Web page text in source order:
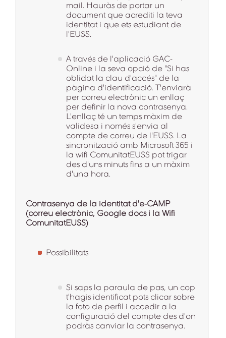
mail. Hauràs de portar un
document que acrediti la teva
identitat i que ets estudiant de
l'EUSS.
A través de l'aplicació GAC-
Online i la seva opció de "Si has
oblidat la clau d'accés" de la
pàgina d'identificació. T'enviarà
per correu electrònic un enllaç
per definir la nova contrasenya.
L'enllaç té un temps màxim de
validesa i només s'envia al
compte de correu de l'EUSS. La
sincronització amb Microsoft 365 i
la wifi ComunitatEUSS pot trigar
des d'uns minuts fins a un màxim
d'una hora.
Contrasenya de la identitat d'e-CAMP
(correu electrònic, Google docs i la Wifi
ComunitatEUSS)
Possibilitats
Si saps la paraula de pas, un cop
t'hagis identificat pots clicar sobre
la foto de perfil i accedir a la
configuració del compte des d'on
podràs canviar la contrasenya.